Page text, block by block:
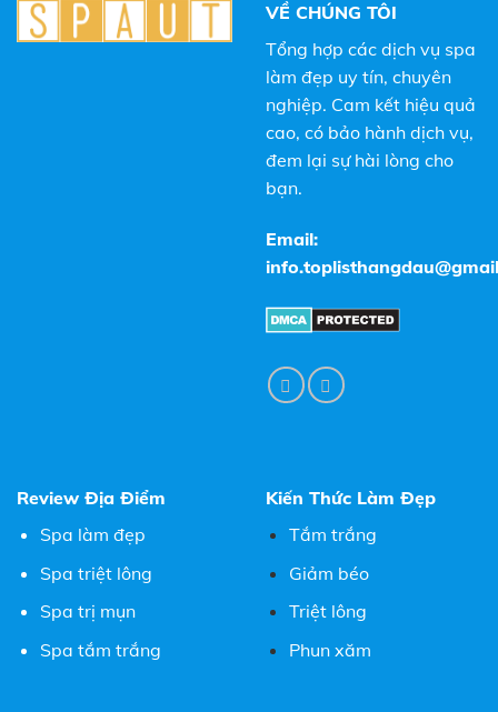
VỀ CHÚNG TÔI
Tổng hợp các dịch vụ spa
làm đẹp uy tín, chuyên
nghiệp. Cam kết hiệu quả
cao, có bảo hành dịch vụ,
đem lại sự hài lòng cho
bạn.
Email:
Review Địa Điểm
Spa làm đẹp
Spa triệt lông
Spa trị mụn
Spa tắm trắng
Kiến Thức Làm Đẹp
Tắm trắng
Giảm béo
Triệt lông
Phun xăm